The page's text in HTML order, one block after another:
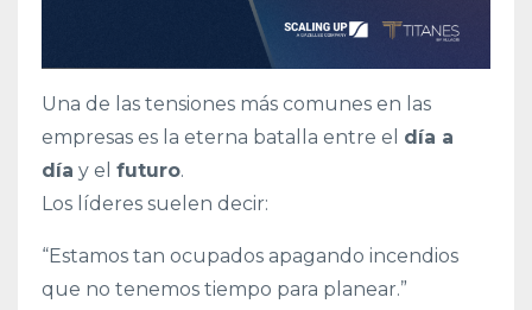
Una de las tensiones más comunes en las
empresas es la eterna batalla entre el día a
día y el futuro.
Los líderes suelen decir:
“Estamos tan ocupados apagando incendios
que no tenemos tiempo para planear.”